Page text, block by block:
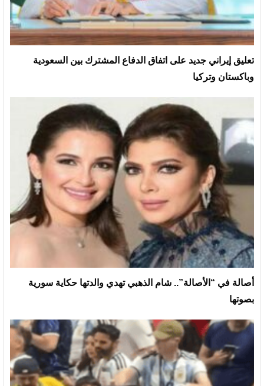
تعليق إيراني جديد على اتفاق الدفاع المشترك بين السعودية
وباكستان وتركيا
أصالة في “الأصالة”.. شام الذهبي تهدي والدتها حكاية سورية
بصوتها